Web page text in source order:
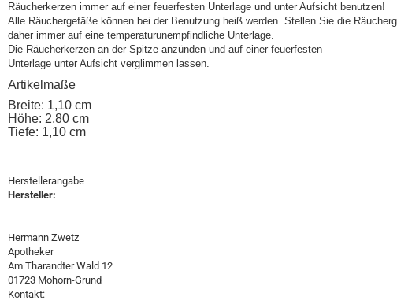
Räucherkerzen immer auf einer feuerfesten Unterlage und unter Aufsicht benutzen!
Alle Räuchergefäße können bei der Benutzung heiß werden. Stellen Sie die
daher immer auf eine temperaturunempfindliche Unterlage.
Die Räucherkerzen an der Spitze anzünden und auf einer feuerfesten
Unterlage unter Aufsicht verglimmen lassen.
Artikelmaße
Breite: 1,10 cm
Höhe: 2,80 cm
Tiefe: 1,10 cm
Herstellerangabe
Hersteller:
Hermann Zwetz
Apotheker
Am Tharandter Wald 12
01723 Mohorn-Grund
Kontakt: